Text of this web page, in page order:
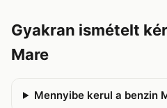
Gyakran ismételt
Mare
Mennyibe kerul a benzin